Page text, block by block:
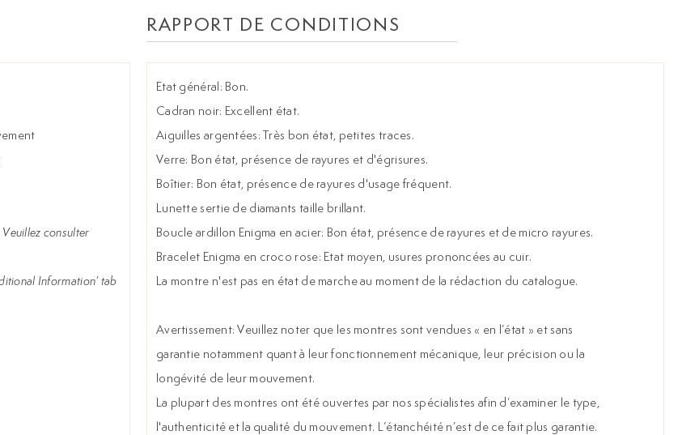
consulter
Information’ tab
RAPPORT DE CONDITIONS
Etat général: Bon.
Cadran noir: Excellent état.
Aiguilles argentées: Très bon état, petites traces.
Verre: Bon état, présence de rayures et d'égrisures.
Boîtier: Bon état, présence de rayures d'usage fréquent.
Lunette sertie de diamants taille brillant.
Boucle ardillon Enigma en acier: Bon état, présence de rayures et de micro rayures.
Bracelet Enigma en croco rose: Etat moyen, usures prononcées au cuir.
La montre n'est pas en état de marche au moment de la rédaction du catalogue.
Avertissement: Veuillez noter que les montres sont vendues « en l’état » et sans
garantie notamment quant à leur fonctionnement mécanique, leur précision ou la
longévité de leur mouvement.
La plupart des montres ont été ouvertes par nos spécialistes afin d’examiner le type,
l'authenticité et la qualité du mouvement. L’étanchéité n’est de ce fait plus garantie.